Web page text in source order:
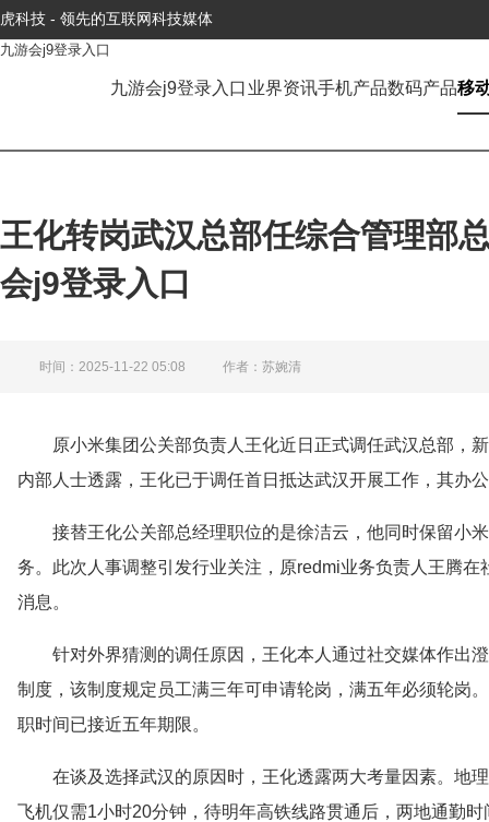
虎科技 - 领先的互联网科技媒体
九游会j9登录入口
九游会j9登录入口 业界资讯手机产品数码产品移
王化转岗武汉总部任综合管理部
会j9登录入口
时间：2025-11-22 05:08 作者：苏婉清
原小米集团公关部负责人王化近日正式调任武汉总部，
内部人士透露，王化已于调任首日抵达武汉开展工作，其办
接替王化公关部总经理职位的是徐洁云，他同时保留小
务。此次人事调整引发行业关注，原redmi业务负责人王腾
消息。
针对外界猜测的调任原因，王化本人通过社交媒体作出
制度，该制度规定员工满三年可申请轮岗，满五年必须轮岗
职时间已接近五年期限。
在谈及选择武汉的原因时，王化透露两大考量因素。地
飞机仅需1小时20分钟，待明年高铁线路贯通后，两地通勤